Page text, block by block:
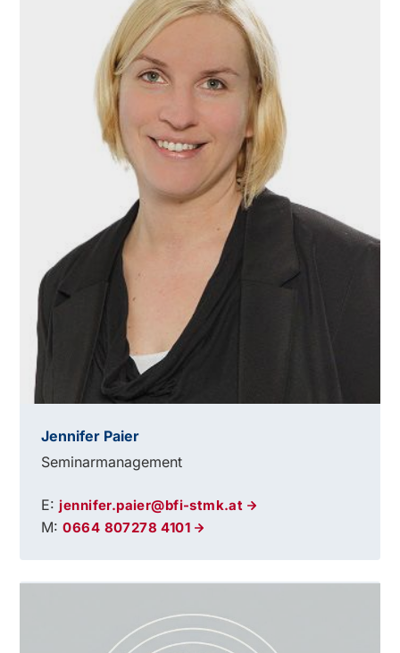
Jennifer Paier
Seminarmanagement
E:jennifer.paier@bfi-stmk.at
M:0664 807278 4101